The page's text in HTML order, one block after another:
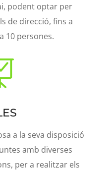
podent optar per
de direcció, fins a
10 persones.
a la seva disposició
amb diverses
per a realitzar els